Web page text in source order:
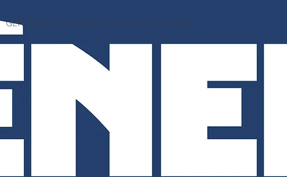
GENER AG – Χορτοσυλλέκτες, Ψεκαστικά & πλοήγηση GPS